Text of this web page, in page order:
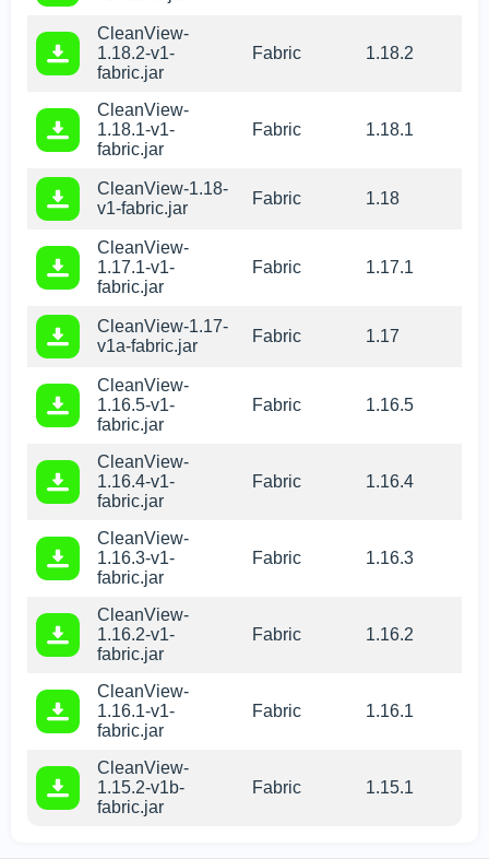
CleanView-
1.18.2-v1-
fabric.jar
Fabric 1.18.2
CleanView-
1.18.1-v1-
fabric.jar
Fabric 1.18.1
CleanView-1.18-
v1-fabric.jar
Fabric 1.18
CleanView-
1.17.1-v1-
fabric.jar
Fabric 1.17.1
CleanView-1.17-
v1a-fabric.jar
Fabric 1.17
CleanView-
1.16.5-v1-
fabric.jar
Fabric 1.16.5
CleanView-
1.16.4-v1-
fabric.jar
Fabric 1.16.4
CleanView-
1.16.3-v1-
fabric.jar
Fabric 1.16.3
CleanView-
1.16.2-v1-
fabric.jar
Fabric 1.16.2
CleanView-
1.16.1-v1-
fabric.jar
Fabric 1.16.1
CleanView-
1.15.2-v1b-
fabric.jar
Fabric 1.15.1